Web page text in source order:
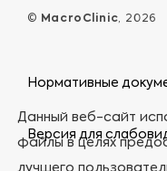
© MacroClinic, 2026
Нормативные
Версия для
Данный веб-сайт
файлы в целях
лучшего